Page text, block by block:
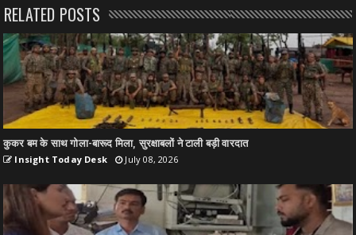
RELATED POSTS
कुकर बम के साथ गोला-बारूद मिला, सुरक्षाबलों ने टाली बड़ी वारदात
Insight Today Desk July 08, 2026